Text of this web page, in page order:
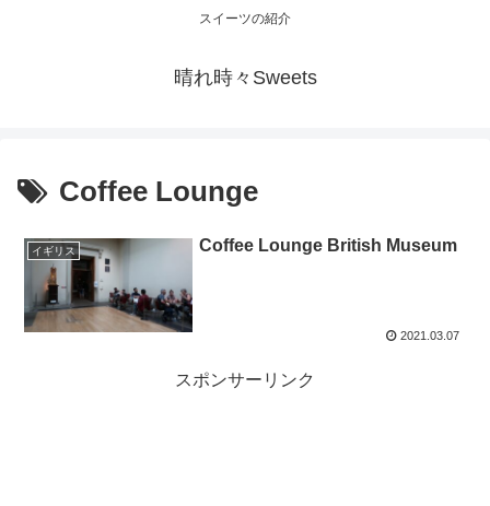
スイーツの紹介
晴れ時々Sweets
Coffee Lounge
イギリス Coffee Lounge British Museum
2021.03.07
スポンサーリンク